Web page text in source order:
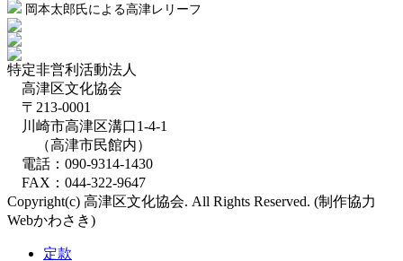
岡本太郎氏による高津レリーフ
特定非営利活動法人
高津区文化協会
〒213-0001
川崎市高津区溝口1-4-1
（高津市民館内）
電話：090-9314-1430
FAX：044-322-9647
Copyright(c) 高津区文化協会. All Rights Reserved. (制作協力
Webかわさき)
定款